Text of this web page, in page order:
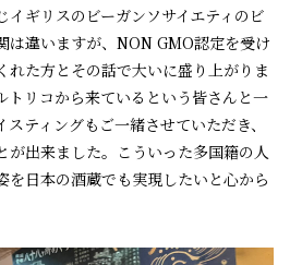
イギリスのビーガンソサイエティのビ
は違いますが、NON GMO認定を受け
れた方とその話で大いに盛り上がりま
トリコから来ているという皆さんと一
ティングもご一緒させていただき、
が出来ました。こういった多国籍の人
を日本の酒蔵でも実現したいと心から